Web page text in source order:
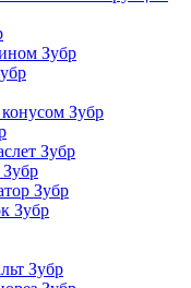
Зубр
Зубр
Зубр
Зубр
Зубр
Зубр